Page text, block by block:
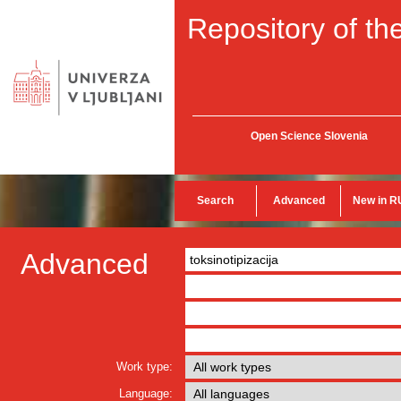
Repository of
Open Science Slovenia
Search Advanced New in
Advanced
Work type:
Language: